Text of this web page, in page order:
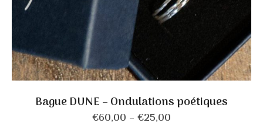
CHOIX DES OPTIONS
Bague DUNE – Ondulations poétiques
€25,00
–
€60,00